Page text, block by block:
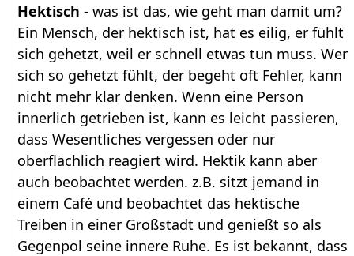
Hektisch- was ist das, wie geht man damit um?
Ein Mensch, der hektisch ist, hat es eilig, er fühlt
sich gehetzt, weil er schnell etwas tun muss. Wer
sich so gehetzt fühlt, der begeht oft Fehler, kann
nicht mehr klar denken. Wenn eine Person
innerlich getrieben ist, kann es leicht passieren,
dass Wesentliches vergessen oder nur
oberflächlich reagiert wird. Hektik kann aber
auch beobachtet werden. z.B. sitzt jemand in
einem Café und beobachtet das hektische
Treiben in einer Großstadt und genießt so als
Gegenpol seine innere Ruhe. Es ist bekannt, dass